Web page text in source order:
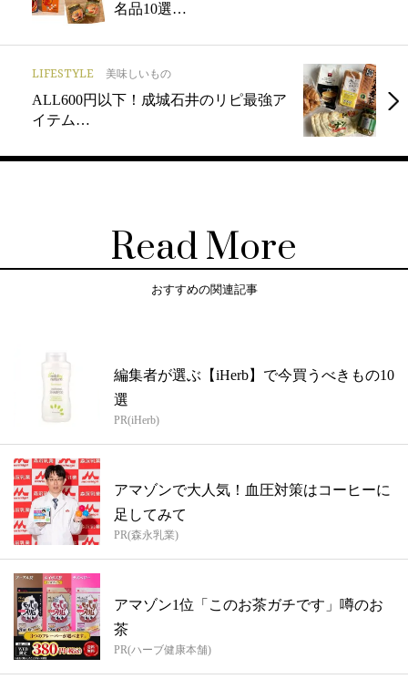
名品10選…
LIFESTYLE 美味しいもの
ALL600円以下！成城石井のリピ最強ア
イテム…
Read More
おすすめの関連記事
編集者が選ぶ【iHerb】で今買うべきもの10
選
PR(iHerb)
アマゾンで大人気！血圧対策はコーヒーに
足してみて
PR(森永乳業)
アマゾン1位「このお茶ガチです」噂のお
茶
PR(ハーブ健康本舗)